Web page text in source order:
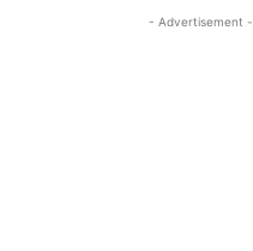
- Advertisement -